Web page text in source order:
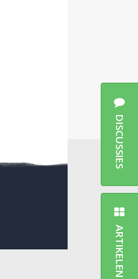
DISCUSSIES
ARTIKELEN